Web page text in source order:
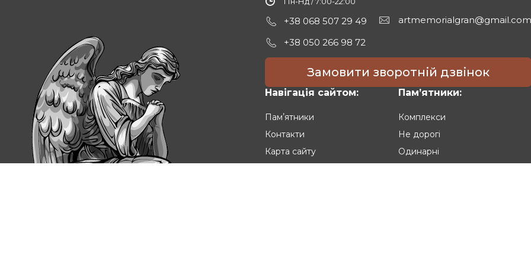
+38 068 507 29 49
+38 050 266 98 72
artmemorialgran@gmail.com
Замовити зворотній дзвінок
Навігація сайтом:
Памʼятники
Контакти
Карта сайту
Памʼятники:
Комплекси
Не дорогі
Одинарні